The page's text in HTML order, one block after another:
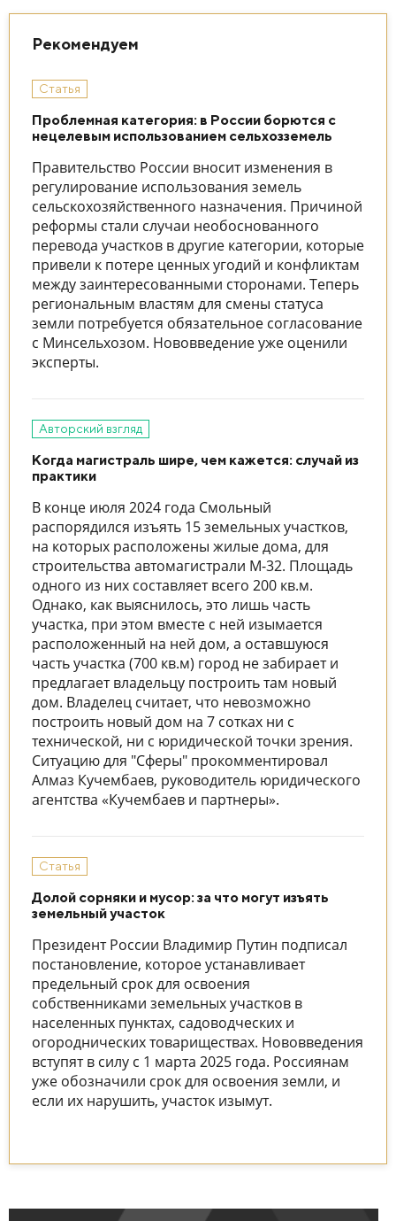
Рекомендуем
Статья
Проблемная категория: в России борются с
нецелевым использованием сельхозземель
Правительство России вносит изменения в
регулирование использования земель
сельскохозяйственного назначения. Причиной
реформы стали случаи необоснованного
перевода участков в другие категории, которые
привели к потере ценных угодий и конфликтам
между заинтересованными сторонами. Теперь
региональным властям для смены статуса
земли потребуется обязательное согласование
с Минсельхозом. Нововведение уже оценили
эксперты.
Авторский взгляд
Когда магистраль шире, чем кажется: случай из
практики
В конце июля 2024 года Смольный
распорядился изъять 15 земельных участков,
на которых расположены жилые дома, для
строительства автомагистрали М-32. Площадь
одного из них составляет всего 200 кв.м.
Однако, как выяснилось, это лишь часть
участка, при этом вместе с ней изымается
расположенный на ней дом, а оставшуюся
часть участка (700 кв.м) город не забирает и
предлагает владельцу построить там новый
дом. Владелец считает, что невозможно
построить новый дом на 7 сотках ни с
технической, ни с юридической точки зрения.
Ситуацию для "Сферы" прокомментировал
Алмаз Кучембаев, руководитель юридического
агентства «Кучембаев и партнеры».
Статья
Долой сорняки и мусор: за что могут изъять
земельный участок
Президент России Владимир Путин подписал
постановление, которое устанавливает
предельный срок для освоения
собственниками земельных участков в
населенных пунктах, садоводческих и
огороднических товариществах. Нововведения
вступят в силу с 1 марта 2025 года. Россиянам
уже обозначили срок для освоения земли, и
если их нарушить, участок изымут.